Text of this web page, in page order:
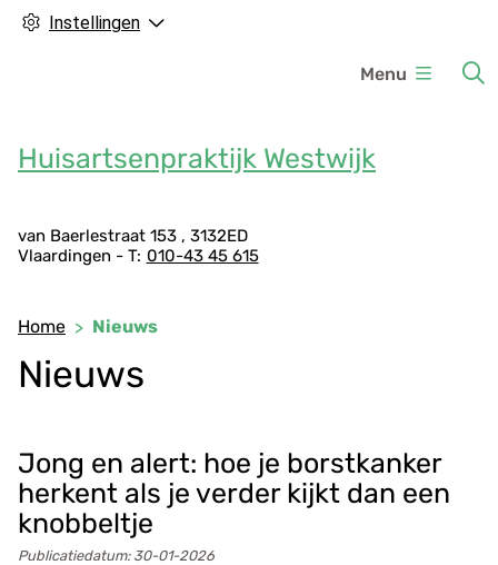
Instellingen
Huisartsenpraktijk Westwijk
f
d
Menu
A
d
e
g
e
v
e
n
van Baerlestraat 153
3132ED
Vlaardingen
010-43 45 615
Home Nieuws
Nieuws
Jong en alert: hoe je borstkanker
herkent als je verder kijkt dan een
knobbeltje
Publicatiedatum: 30-01-2026